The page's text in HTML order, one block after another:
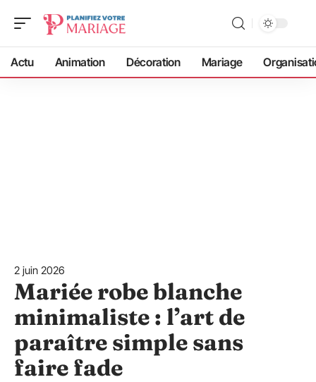
Actu Animation Décoration Mariage
2 juin 2026
Mariée robe blanche
minimaliste : l’art de
paraître simple sans
faire fade